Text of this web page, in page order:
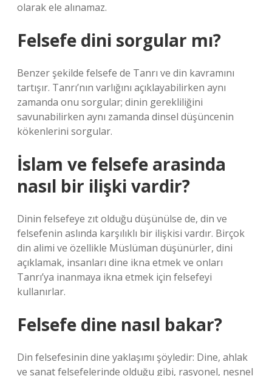
olarak ele alınamaz.
Felsefe dini sorgular mı?
Benzer şekilde felsefe de Tanrı ve din kavramını
tartışır. Tanrı’nın varlığını açıklayabilirken aynı
zamanda onu sorgular; dinin gerekliliğini
savunabilirken aynı zamanda dinsel düşüncenin
kökenlerini sorgular.
İslam ve felsefe arasinda
nasıl bir ilişki vardir?
Dinin felsefeye zıt olduğu düşünülse de, din ve
felsefenin aslında karşılıklı bir ilişkisi vardır. Birçok
din alimi ve özellikle Müslüman düşünürler, dini
açıklamak, insanları dine ikna etmek ve onları
Tanrı’ya inanmaya ikna etmek için felsefeyi
kullanırlar.
Felsefe dine nasıl bakar?
Din felsefesinin dine yaklaşımı şöyledir: Dine, ahlak
ve sanat felsefelerinde olduğu gibi, rasyonel, nesnel